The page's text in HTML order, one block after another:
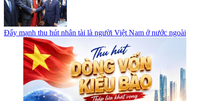
Đẩy mạnh thu hút nhân tài là người Việt Nam ở nước ngoài